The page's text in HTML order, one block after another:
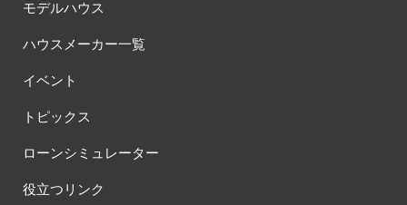
モデルハウス
ハウスメーカー一覧
イベント
トピックス
ローンシミュレーター
役立つリンク